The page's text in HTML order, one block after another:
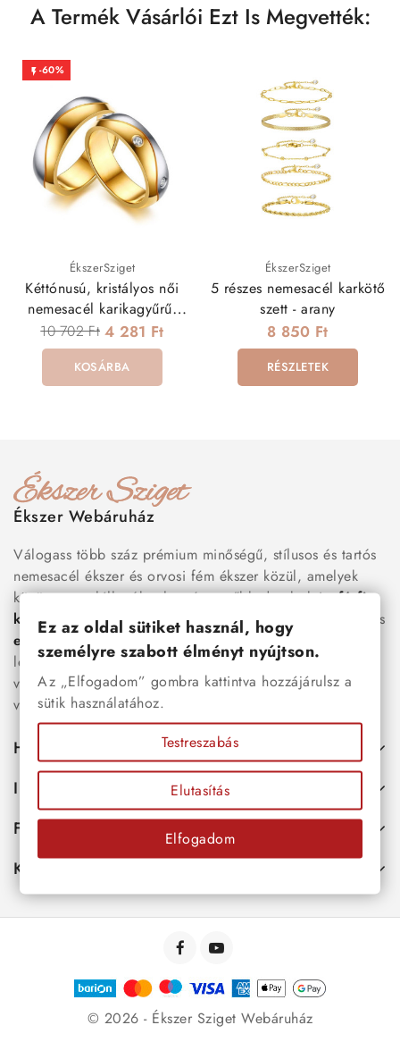
A Termék Vásárlói Ezt Is Megvették:
 -60%
ÉkszerSziget
Kéttónusú, kristályos női
nemesacél karikagyűrű,
hullám bevéséssel
10 702 Ft 4 281 Ft
KOSÁRBA
ÉkszerSziget
5 részes nemesacél karkötő
szett - arany
8 850 Ft
RÉSZLETEK
Ékszer Webáruház
Válogass több száz prémium minőségű, stílusos és tartós
nemesacél ékszer és orvosi fém ékszer közül, amelyek
között megtalálhatók a legnépszerűbb darabok is:férfi
karkötők
, női nyakláncok , karikagyűrűk
és
esküvői kiegészítőkegyaránt. Webáruházunkban a
legújabb trendeket követő, mégis időtálló ékszerek közül
választhatsz – legyen szó ajándékról, mindennapi
viseletről vagy különleges alkalmakról.
Hasznos
Információk
Fiókod
Kapcsolat
© 2026 - Ékszer Sziget Webáruház
Ez az oldal sütiket használ, hogy
személyre szabott élményt nyújtson.
Az „Elfogadom” gombra kattintva hozzájárulsz a
sütik használatához.
Testreszabás
Elutasítás
Elfogadom